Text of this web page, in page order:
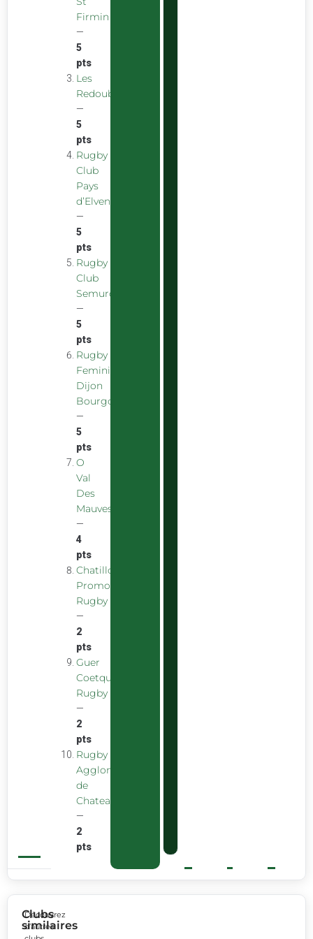
Firmin
—
5
pts
Les
Redoubstables
—
5
pts
Rugby
Club
Pays
d’Elven
—
5
pts
Rugby
Club
Semurois
—
5
pts
Rugby
Feminin
Dijon
Bourgogne
—
5
pts
O
Val
Des
Mauves
—
4
pts
Chatillon
Promotion
Rugby
—
2
pts
Guer
Coetquidan
Rugby
—
2
pts
Rugby
Agglomeration
de
Chateaubourg
—
2
pts
Clubs
similaires
Découvrez
d’autres